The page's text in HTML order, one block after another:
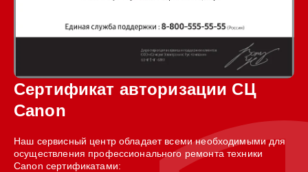
Сертификат авторизации СЦ
Canon
Наш сервисный центр обладает всеми необходимыми для
осуществления профессионального ремонта техники
Canon сертификатами: